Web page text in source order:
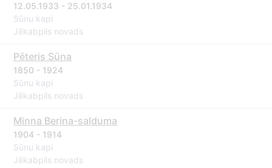
12.05.1933 - 25.01.1934
Sūnu kapi
Jēkabpils novads
Pēteris Sūna
1850 - 1924
Sūnu kapi
Jēkabpils novads
Minna Berina-salduma
1904 - 1914
Sūnu kapi
Jēkabpils novads